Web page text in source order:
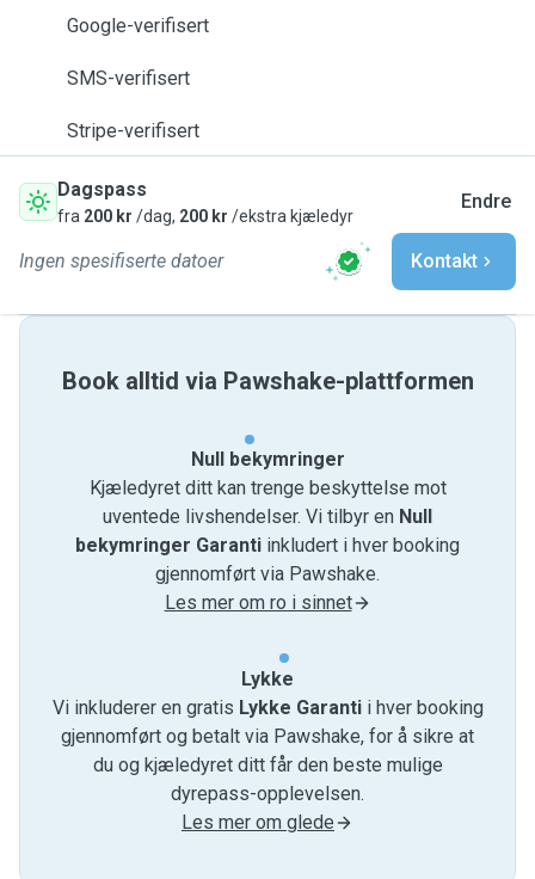
Google-verifisert
SMS-verifisert
Stripe-verifisert
Dagspass
fra 200 kr /dag, 200 kr /ekstra kjæledyr
Endre
Ingen spesifiserte datoer Kontakt
Book alltid via Pawshake-plattformen
Null bekymringer
Kjæledyret ditt kan trenge beskyttelse mot
uventede livshendelser. Vi tilbyr en Null
bekymringer Garanti inkludert i hver booking
gjennomført via Pawshake.
Les mer om ro i sinnet
Lykke
Vi inkluderer en gratis Lykke Garantii hver booking
gjennomført og betalt via Pawshake, for å sikre at
du og kjæledyret ditt får den beste mulige
dyrepass-opplevelsen.
Les mer om glede